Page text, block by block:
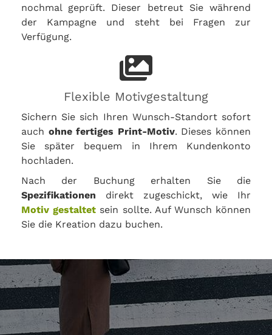
nochmal geprüft. Dieser betreut Sie während
der Kampagne und steht bei Fragen zur
Verfügung.
Flexible Motivgestaltung
Sichern Sie sich Ihren Wunsch-Standort sofort
auch ohne fertiges Print-Motiv. Dieses können
Sie später bequem in Ihrem Kundenkonto
hochladen.
Nach der Buchung erhalten Sie die
Spezifikationen direkt zugeschickt, wie Ihr
Motiv gestaltet sein sollte. Auf Wunsch können
Sie die Kreation dazu buchen.